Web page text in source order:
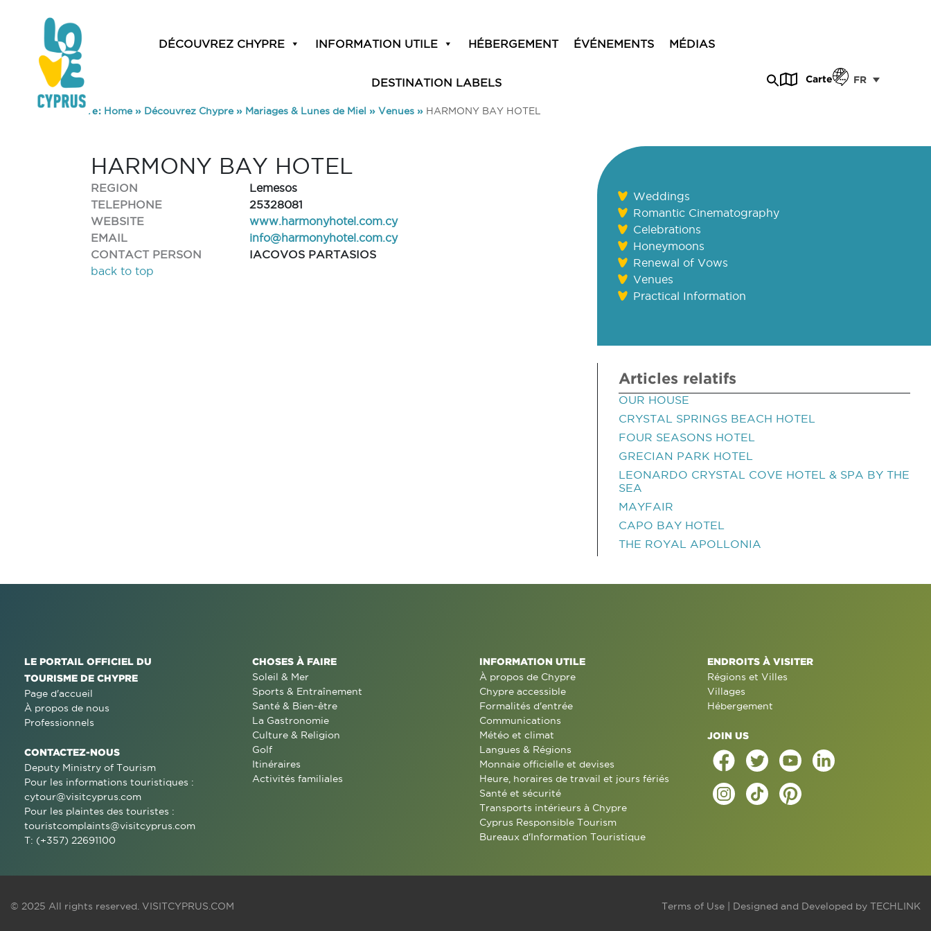
DÉCOUVREZ CHYPRE INFORMATION UTILE HÉBERGEMENT ÉVÉNEMENTS MÉDIAS
DESTINATION LABELS Carte FR
You are here: Home» Découvrez Chypre» Mariages & Lunes de Miel » Venues » HARMONY BAY HOTEL
HARMONY BAY HOTEL
REGION
Lemesos
TELEPHONE
25328081
WEBSITE
www.harmonyhotel.com.cy
EMAIL
info@harmonyhotel.com.cy
CONTACT PERSON
IACOVOS PARTASIOS
back to top
Weddings
Romantic Cinematography
Celebrations
Honeymoons
Renewal of Vows
Venues
Practical Information
Articles relatifs
OUR HOUSE
CRYSTAL SPRINGS BEACH HOTEL
FOUR SEASONS HOTEL
GRECIAN PARK HOTEL
LEONARDO CRYSTAL COVE HOTEL & SPA BY THE
SEA
MAYFAIR
CAPO BAY HOTEL
THE ROYAL APOLLONIA
LE PORTAIL OFFICIEL DU
TOURISME DE CHYPRE
Page d'accueil
À propos de nous
Professionnels
CONTACTEZ-NOUS
Deputy Ministry of Tourism
Pour les informations touristiques :
cytour@visitcyprus.com
Pour les plaintes des touristes :
touristcomplaints@visitcyprus.com
T: (+357) 22691100
CHOSES À FAIRE
Soleil & Mer
Sports & Entraînement
Santé & Bien-être
La Gastronomie
Culture & Religion
Golf
Itinéraires
Activités familiales
INFORMATION UTILE
À propos de Chypre
Chypre accessible
Formalités d'entrée
Communications
Météo et climat
Langues & Régions
Monnaie officielle et devises
Heure, horaires de travail et jours fériés
Santé et sécurité
Transports intérieurs à Chypre
Cyprus Responsible Tourism
Bureaux d'Information Touristique
ENDROITS À VISITER
Régions et Villes
Villages
Hébergement
JOIN US
© 2025 All rights reserved. VISITCYPRUS.COM Terms of Use | Designed and Developed by TECHLINK